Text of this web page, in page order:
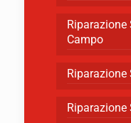
Riparazione
Campo
Riparazione
Riparazione